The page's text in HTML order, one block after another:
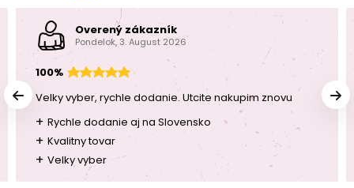
Overený zákazník
Pondelok, 3. August 2026
100%
Velky vyber, rychle dodanie. Utcite nakupim znovu
+ Rychle dodanie aj na Slovensko
+ Kvalitny tovar
+ Velky vyber